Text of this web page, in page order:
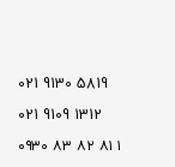
5819 9130 021
1312 9109 021
۱ ۸۱ ۸۲ ۸۳ ۰۹۳۰